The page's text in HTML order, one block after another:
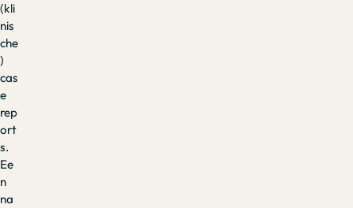
(kli
nis
che
)
cas
e
rep
ort
s.
Ee
n
na